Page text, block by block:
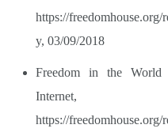
https://
y, 03/09/2018
Freedom in the World
Internet,
https://